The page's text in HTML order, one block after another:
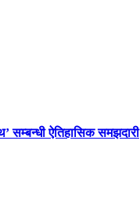
सम्बन्धी ऐतिहासिक समझदारी